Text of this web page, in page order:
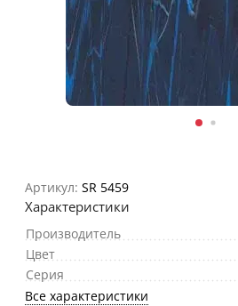
Артикул: SR 5459
Характеристики
Производитель
Цвет
Серия
Все характеристики